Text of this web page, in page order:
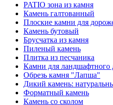
PATIO зона из камня
Камень галтованный
Плоские камни для
Камень бутовый
Брусчатка из камня
Пиленый камень
Плитка из песчаника
Камни для ландшафтного
Обрезь камня "Лапша"
Дикий камень:
Форматный камень
Камень со сколом